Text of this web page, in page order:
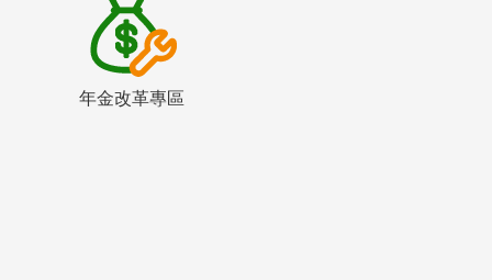
年金改革專區